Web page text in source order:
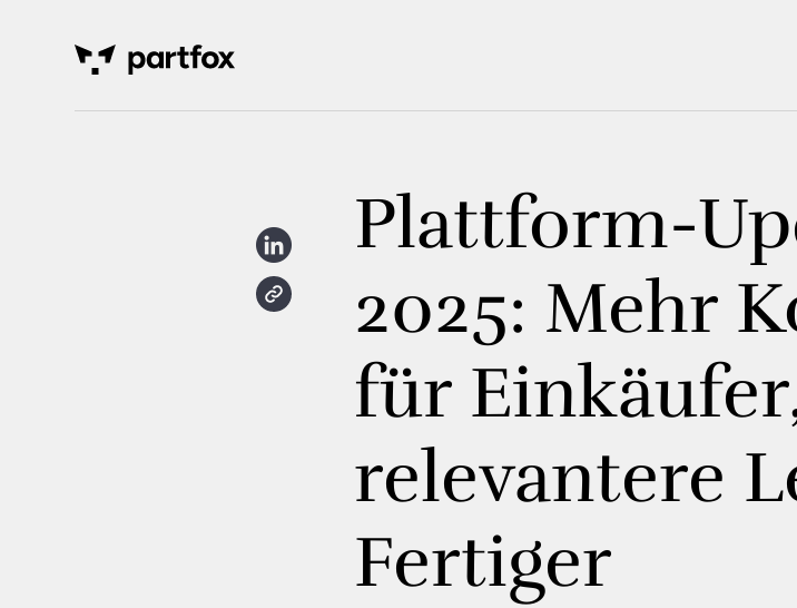
Plattform-
2025: Mehr
für
relevantere
Fertiger